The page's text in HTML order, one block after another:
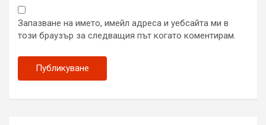
Запазване на името, имейл адреса и уебсайта ми в
този браузър за следващия път когато коментирам.